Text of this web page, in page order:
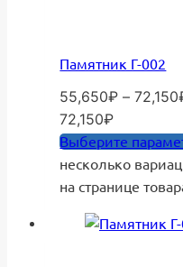
Памятник Г-002
55,650₽ – 72,150
72,150₽
Выберите
несколько
на странице